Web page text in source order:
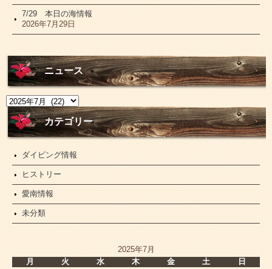
7/29 本日の海情報
2026年7月29日
ニュース
ニ
ュ
ー
カテゴリー
ダイビング情報
ヒストリー
愛南情報
未分類
2025年7月
月
火 水 木 金 土 日